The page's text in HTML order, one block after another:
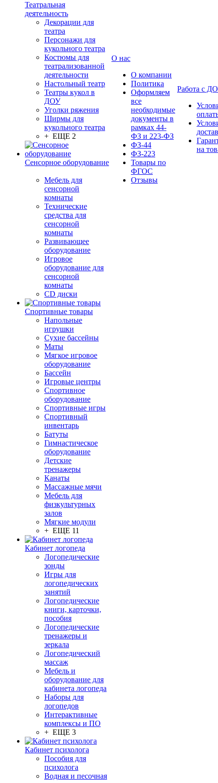
Театральная
деятельность
Декорации для
театра
Персонажи для
кукольного театра
Костюмы для
театрализованной
деятельности
Настольный театр
Театры кукол в
ДОУ
Уголки ряжения
Ширмы для
кукольного театра
+ ЕЩЕ 2
Сенсорное оборудование
Мебель для
сенсорной
комнаты
Технические
средства для
сенсорной
комнаты
Развивающее
оборудование
Игровое
оборудование для
сенсорной
комнаты
CD диски
Спортивные товары
Напольные
игрушки
Сухие бассейны
Маты
Мягкое игровое
оборудование
Бассейн
Игровые центры
Спортивное
оборудование
Спортивные игры
Спортивный
инвентарь
Батуты
Гимнастическое
оборудование
Детские
тренажеры
Канаты
Массажные мячи
Мебель для
физкультурных
залов
Мягкие модули
+ ЕЩЕ 11
Кабинет логопеда
Логопедические
зонды
Игры для
логопедических
занятий
Логопедические
книги, карточки,
пособия
Логопедические
тренажеры и
зеркала
Логопедический
массаж
Мебель и
оборудование для
кабинета логопеда
Наборы для
логопедов
Интерактивные
комплексы и ПО
+ ЕЩЕ 3
Кабинет психолога
Пособия для
психолога
Водная и песочная
О нас
О компании
Политика
Оформляем
все
необходимые
документы в
рамках 44-
ФЗ и 223-ФЗ
ФЗ-44
ФЗ-223
Товары по
ФГОС
Отзывы
Работа с
на